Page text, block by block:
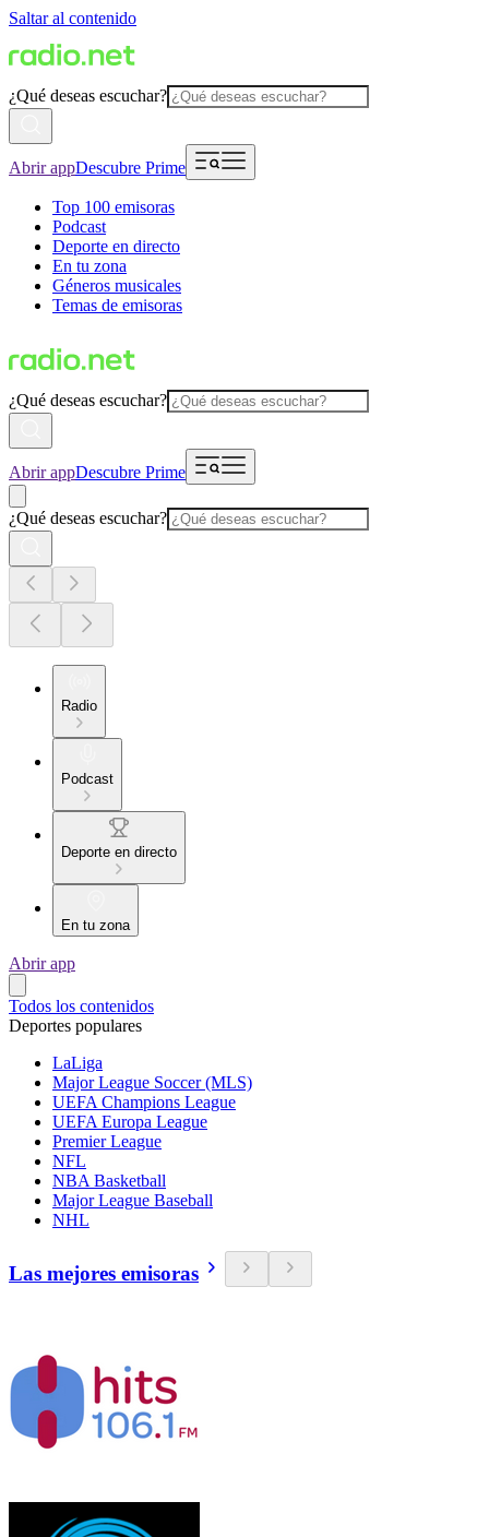
Saltar al contenido
¿Qué deseas escuchar?
Abrir appDescubre Prime
Top 100 emisoras
Podcast
Deporte en directo
En tu zona
Géneros musicales
Temas de emisoras
¿Qué deseas escuchar?
Abrir appDescubre Prime
¿Qué deseas escuchar?
Radio
Podcast
Deporte en directo
En tu zona
Abrir app
Todos los contenidos
Deportes populares
LaLiga
Major League Soccer (MLS)
UEFA Champions League
UEFA Europa League
Premier League
NFL
NBA Basketball
Major League Baseball
NHL
Las mejores emisoras